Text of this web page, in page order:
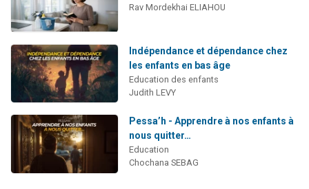
Rav Mordekhai ELIAHOU
Indépendance et dépendance chez
les enfants en bas âge
Education des enfants
Judith LEVY
Pessa’h - Apprendre à nos enfants à
nous quitter…
Education
Chochana SEBAG